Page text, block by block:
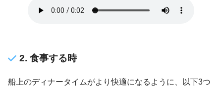
2. 食事する時
船上のディナータイムがより快適になるように、以下3つ